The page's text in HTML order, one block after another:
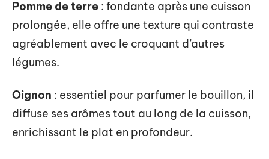
Pomme de terre : fondante après une cuisson
prolongée, elle offre une texture qui contraste
agréablement avec le croquant d’autres
légumes.
Oignon : essentiel pour parfumer le bouillon, il
diffuse ses arômes tout au long de la cuisson,
enrichissant le plat en profondeur.